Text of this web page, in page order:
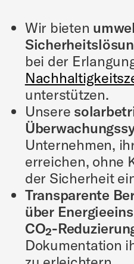
Wir bieten
bei der
unterstützen.
Unsere
Unternehmen,
erreichen, ohne
der Sicherheit
Transparente
über
CO₂-
Dokumentation